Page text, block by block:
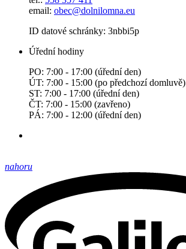
email: obec@dolnilomna.eu
ID datové schránky: 3nbbi5p
Úřední hodiny
PO: 7:00 - 17:00 (úřední den)
ÚT: 7:00 - 15:00 (po předchozí domluvě)
ST: 7:00 - 17:00 (úřední den)
ČT: 7:00 - 15:00 (zavřeno)
PÁ: 7:00 - 12:00 (úřední den)
nahoru